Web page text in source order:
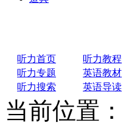
听力首页 听力教程
听力专题
英语教材
听力搜索
英语导读
当前位置：